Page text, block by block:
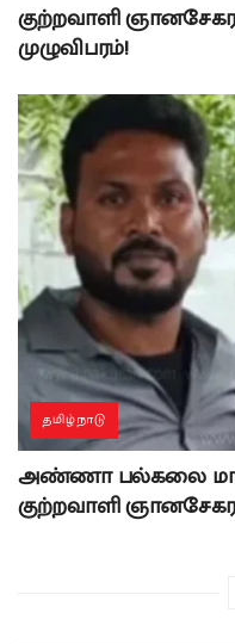
குற்றவாளி
முழுவிபரம்!
தமிழ்நாடு
அண்ணா பல்கலை
குற்றவாளி